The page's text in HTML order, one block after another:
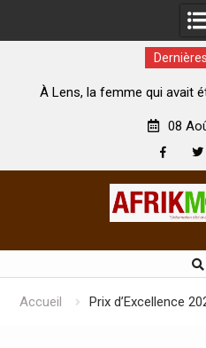
À Lens, la femme qui avait été
08
Accueil Prix d’Excellence